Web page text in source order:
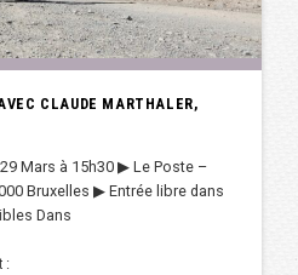
CLAUDE MARTHALER,
Mars à 15h30 ▶︎ Le Poste –
Bruxelles ▶︎ Entrée libre dans
Dans
: